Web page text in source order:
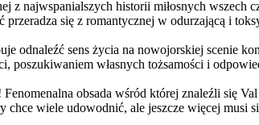
z najwspanialszych historii miłosnych
się z romantycznej w odurzającą i
odnaleźć sens życia na nowojorskiej scenie
własnych tożsamości i
obsada wśród której znaleźli się
wiele udowodnić, ale jeszcze więcej musi